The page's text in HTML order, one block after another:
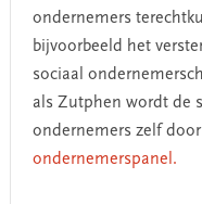
ondernemers
bijvoorbeeld het
sociaal
als Zutphen wordt de
ondernemers zelf
ondernemerspanel.